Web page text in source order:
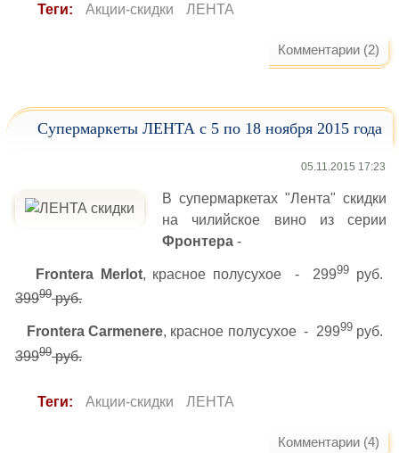
Теги: Акции-скидки ЛЕНТА
Комментарии (2)
Супермаркеты ЛЕНТА с 5 по 18 ноября 2015 года
05.11.2015 17:23
В супермаркетах "Лента" скидки
на чилийское вино из серии
Фронтера -
Frontera Merlot, красное полусухое - 29999 руб.
39999руб.
Frontera Carmenere, красное полусухое - 29999руб.
39999руб.
Теги: Акции-скидки ЛЕНТА
Комментарии (4)